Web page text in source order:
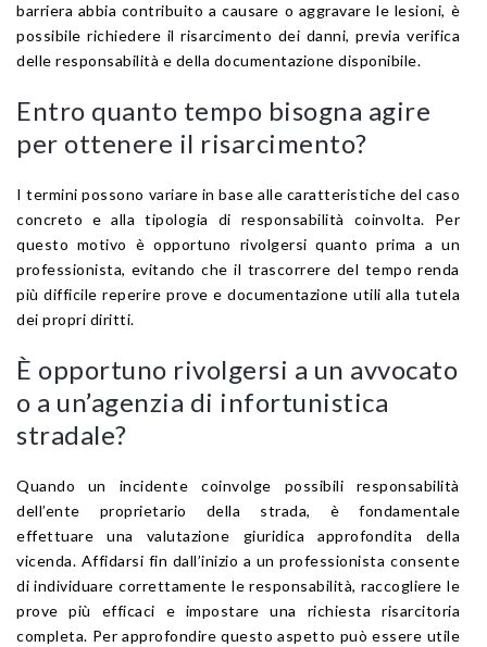
barriera abbia contribuito a causare o aggravare le lesioni, è
possibile richiedere il risarcimento dei danni, previa verifica
delle responsabilità e della documentazione disponibile.
Entro quanto tempo bisogna agire
per ottenere il risarcimento?
I termini possono variare in base alle caratteristiche del caso
concreto e alla tipologia di responsabilità coinvolta. Per
questo motivo è opportuno rivolgersi quanto prima a un
professionista, evitando che il trascorrere del tempo renda
più difficile reperire prove e documentazione utili alla tutela
dei propri diritti.
È opportuno rivolgersi a un avvocato
o a un’agenzia di infortunistica
stradale?
Quando un incidente coinvolge possibili responsabilità
dell’ente proprietario della strada, è fondamentale
effettuare una valutazione giuridica approfondita della
vicenda. Affidarsi fin dall’inizio a un professionista consente
di individuare correttamente le responsabilità, raccogliere le
prove più efficaci e impostare una richiesta risarcitoria
completa. Per approfondire questo aspetto può essere utile